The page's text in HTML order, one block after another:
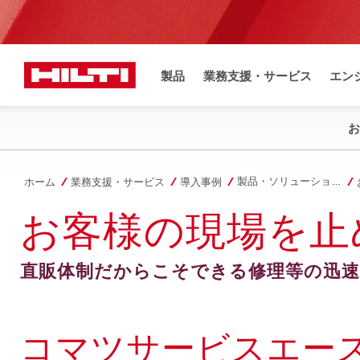
製品 業務支援・サービス エン
ホーム 業務支援・サービス 導入事例
お客様の現場を
直販体制だからこそできる修理等の迅
コマツサービスエー